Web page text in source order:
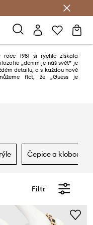
roce 1981 si rychle získala
„denim je náš svět” je
detailu, a s každou nově
říct, že „Guess je
brýle čepice a klobouky
Filtr